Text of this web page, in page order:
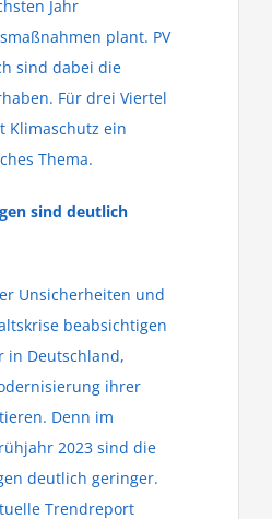
Jahr
plant. PV
sind dabei die
Für drei Viertel
Klimaschutz ein
Thema.
sind deutlich
Unsicherheiten und
beabsichtigen
in Deutschland,
ihrer
Denn im
2023 sind die
deutlich geringer.
Trendreport